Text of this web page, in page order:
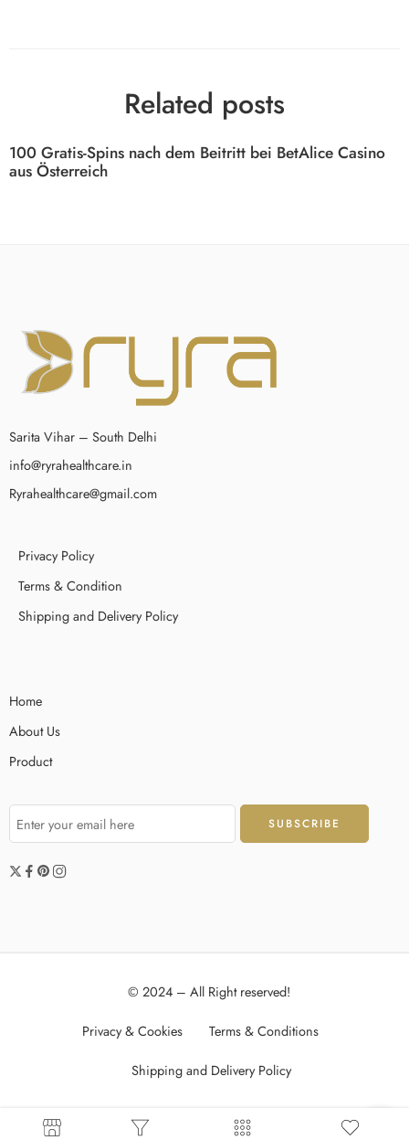
Related posts
100 Gratis-Spins nach dem Beitritt bei BetAlice Casino
aus Österreich
Sarita Vihar – South Delhi
info@ryrahealthcare.in
Ryrahealthcare@gmail.com
Privacy Policy
Terms & Condition
Shipping and Delivery Policy
Home
About Us
Product
© 2024 – All Right reserved!
Privacy & Cookies Terms & Conditions
Shipping and Delivery Policy